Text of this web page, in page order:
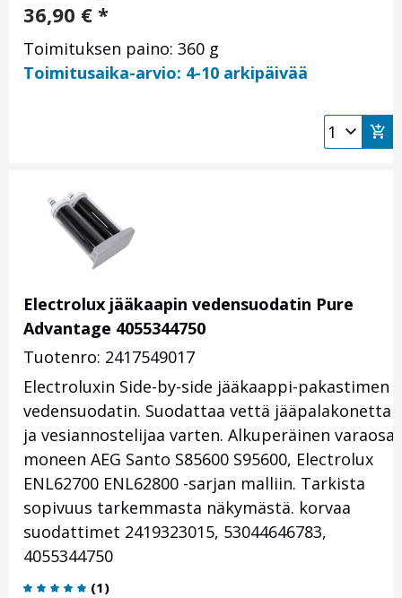
36,90 € *
Toimituksen paino: 360 g
Toimitusaika-arvio: 4-10 arkipäivää
Electrolux jääkaapin vedensuodatin Pure
Advantage 4055344750
Tuotenro: 2417549017
Electroluxin Side-by-side jääkaappi-pakastimen
vedensuodatin. Suodattaa vettä jääpalakonetta
ja vesiannostelijaa varten. Alkuperäinen varaosa
moneen AEG Santo S85600 S95600, Electrolux
ENL62700 ENL62800 -sarjan malliin. Tarkista
sopivuus tarkemmasta näkymästä. korvaa
suodattimet 2419323015, 53044646783,
4055344750
(1)